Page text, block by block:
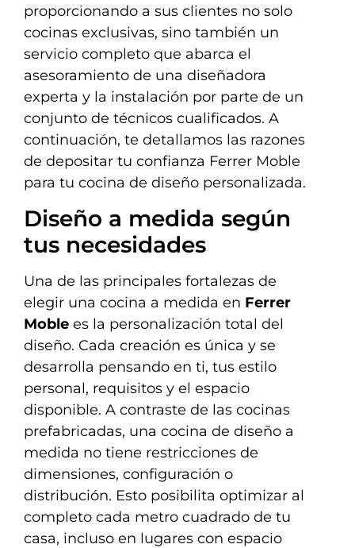
proporcionando a sus clientes no solo
cocinas exclusivas, sino también un
servicio completo que abarca el
asesoramiento de una diseñadora
experta y la instalación por parte de un
conjunto de técnicos cualificados. A
continuación, te detallamos las razones
de depositar tu confianza Ferrer Moble
para tu cocina de diseño personalizada.
Diseño a medida según
tus necesidades
Una de las principales fortalezas de
elegir una cocina a medida en Ferrer
Moble es la personalización total del
diseño. Cada creación es única y se
desarrolla pensando en ti, tus estilo
personal, requisitos y el espacio
disponible. A contraste de las cocinas
prefabricadas, una cocina de diseño a
medida no tiene restricciones de
dimensiones, configuración o
distribución. Esto posibilita optimizar al
completo cada metro cuadrado de tu
casa, incluso en lugares con espacio